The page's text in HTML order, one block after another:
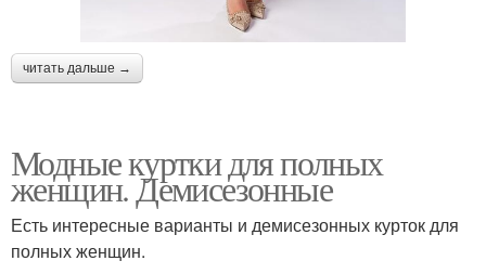
читать дальше →
Модные куртки для полных
женщин. Демисезонные
Есть интересные варианты и демисезонных курток для
полных женщин.